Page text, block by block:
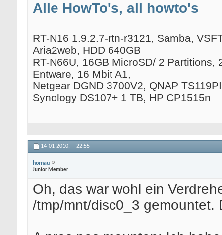
Alle HowTo's, all howto's
RT-N16 1.9.2.7-rtn-r3121, Samba,
Aria2web, HDD 640GB
RT-N66U, 16GB MicroSD/ 2
Entware, 16 Mbit A1,
Netgear DGND 3700V2, QNAP
Synology DS107+ 1 TB, HP CP1515n
14-01-2010, 22:55
hornau
Junior Member
Oh, das war wohl ein
/tmp/mnt/disc0_3 gemountet.